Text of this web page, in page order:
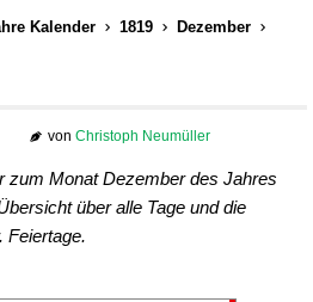
Kalender 1819 Dezember
von Christoph Neumüller
zum Monat Dezember des Jahres
über alle Tage und die
Feiertage.